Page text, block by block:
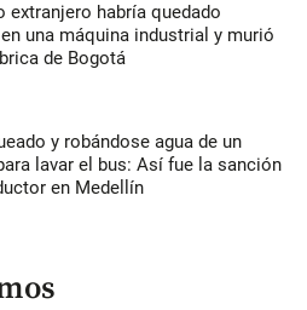
extranjero habría quedado
una máquina industrial y murió
de Bogotá
y robándose agua de un
lavar el bus: Así fue la sanción
en Medellín